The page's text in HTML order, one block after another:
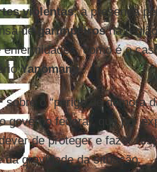
violentas, a presença
degarimpeirosna
como é o
Yanomami.
sobre o “perigo de demora
governo federal, que por
de proteger e fazer
gravidade da situação.